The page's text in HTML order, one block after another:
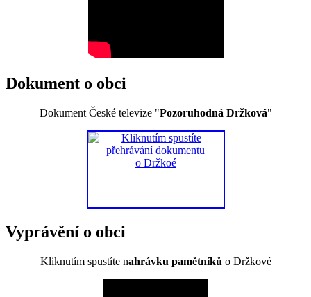
Dokument o obci
Dokument České televize "Pozoruhodná Držková"
Vyprávění o obci
Kliknutím spustíte nahrávku pamětníků o Držkové